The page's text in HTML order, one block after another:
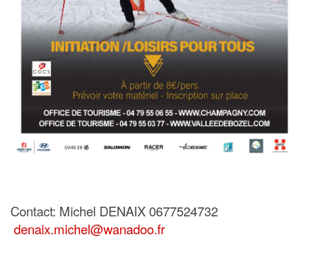
Contact: Michel DENAIX 0677524732
denaix.michel@wanadoo.fr